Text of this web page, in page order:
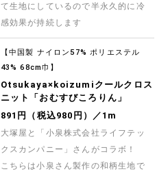
て生地にしているので半永久的に冷
感効果が持続します
【中国製 ナイロン57% ポリエステル
43% 68cm巾】
Otsukaya×koizumiクールクロス
ニット「おむすびころりん」
891円（税込980円）／1m
大塚屋と「小泉株式会社ライフテッ
クスカンパニー」さんがコラボ！
こちらは小泉さん製作の和柄生地で